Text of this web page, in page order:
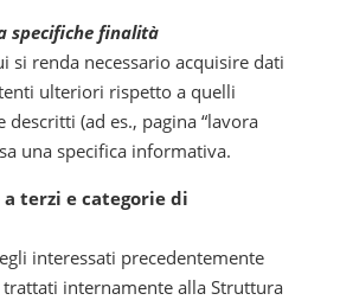
specifiche finalità
si renda necessario acquisire dati
ulteriori rispetto a quelli
descritti (ad es., pagina “lavora
una specifica informativa.
terzi e categorie di
interessati precedentemente
internamente alla Struttura